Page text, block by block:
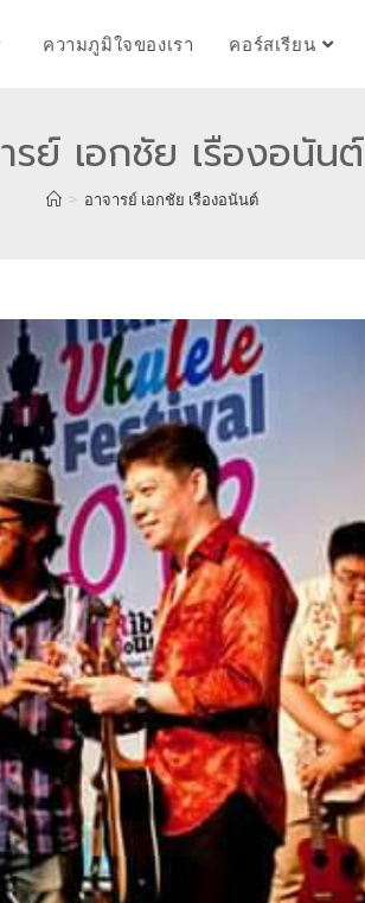
ความภูมิใจของเรา คอร์สเรียน
รย์ เอกชัย เรืองอนันต์
> อาจารย์ เอกชัย เรืองอนันต์